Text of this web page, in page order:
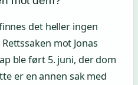
det heller ingen
mot Jonas
ble ført 5. juni, der dom
er en annen sak med